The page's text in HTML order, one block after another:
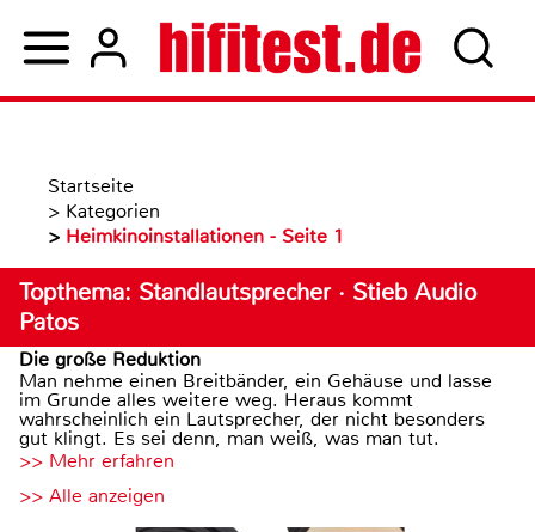
Startseite
> Kategorien
> Heimkinoinstallationen - Seite 1
Topthema: Standlautsprecher · Stieb Audio
Patos
Die große Reduktion
Man nehme einen Breitbänder, ein Gehäuse und lasse
im Grunde alles weitere weg. Heraus kommt
wahrscheinlich ein Lautsprecher, der nicht besonders
gut klingt. Es sei denn, man weiß, was man tut.
>> Mehr erfahren
>> Alle anzeigen